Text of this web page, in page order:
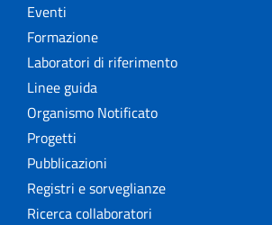
Eventi
Formazione
Laboratori di riferimento
Linee guida
Organismo Notificato
Progetti
Pubblicazioni
Registri e sorveglianze
Ricerca collaboratori